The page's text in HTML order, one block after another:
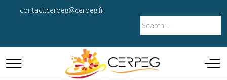
contact.cerpeg@cerpeg.fr
Mobile Menu Toggle Off-